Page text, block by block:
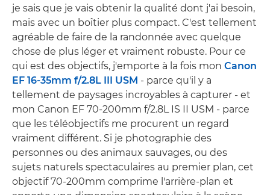
je sais que je vais obtenir la qualité dont j'ai besoin,
mais avec un boîtier plus compact. C'est tellement
agréable de faire de la randonnée avec quelque
chose de plus léger et vraiment robuste. Pour ce
qui est des objectifs, j'emporte à la fois mon Canon
EF 16-35mm f/2.8L III USM - parce qu'il y a
tellement de paysages incroyables à capturer - et
mon Canon EF 70-200mm f/2.8L IS II USM - parce
que les téléobjectifs me procurent un regard
vraiment différent. Si je photographie des
personnes ou des animaux sauvages, ou des
sujets naturels spectaculaires au premier plan, cet
objectif 70-200mm comprime l'arrière-plan et